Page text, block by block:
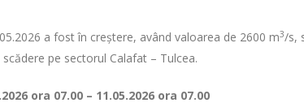
a fost în creștere, având valoarea de 2600 m3/s,
pe sectorul Calafat – Tulcea.
ora 07.00 – 11.05.2026 ora 07.00